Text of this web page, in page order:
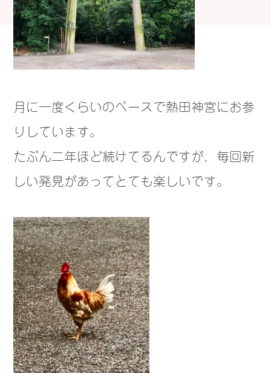
月に一度くらいのペースで熱田神宮にお参
りしています。
たぶん二年ほど続けてるんですが、毎回新
しい発見があってとても楽しいです。